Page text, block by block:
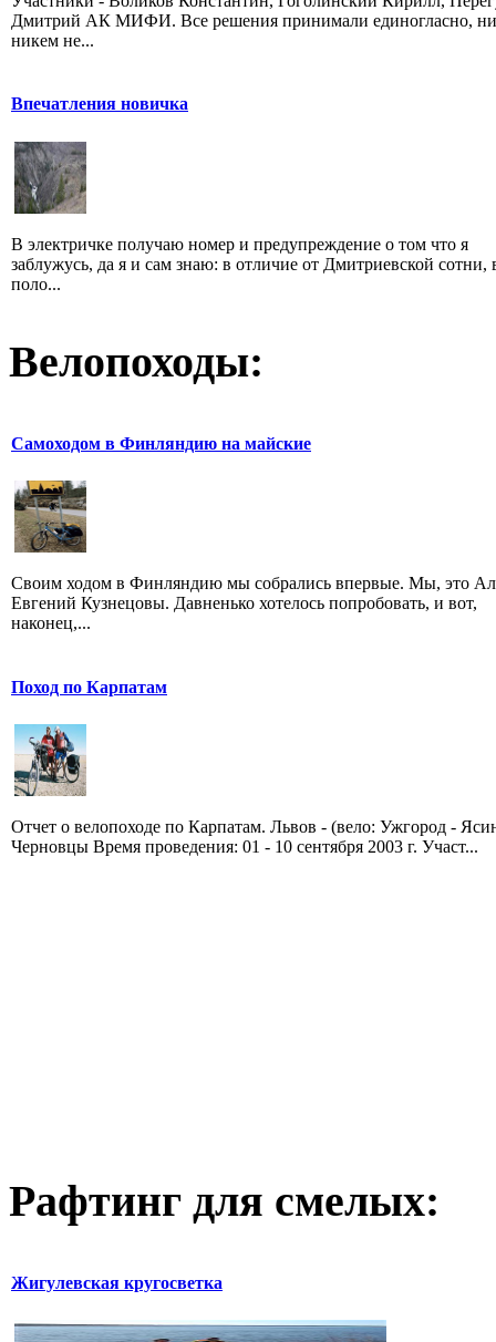
Дмитрий АК МИФИ. Все решения принимали единогласно,
никем не...
Впечатления новичка
В электричке получаю номер и предупреждение о том что я
заблужусь, да я и сам знаю: в отличие от Дмитриевской сотни,
поло...
Велопоходы:
Самоходом в Финляндию на майские
Своим ходом в Финляндию мы собрались впервые. Мы, это
Евгений Кузнецовы. Давненько хотелось попробовать, и вот,
наконец,...
Поход по Карпатам
Отчет о велопоходе по Карпатам. Львов - (вело: Ужгород -
Черновцы Время проведения: 01 - 10 сентября 2003 г. Участ...
Рафтинг для смелых:
Жигулевская кругосветка